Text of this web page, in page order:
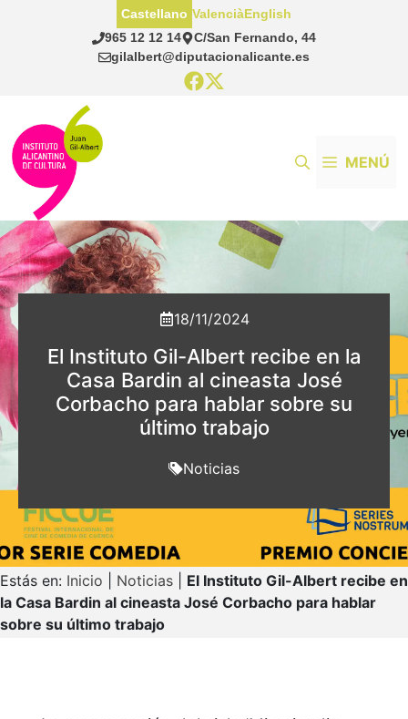
965 12 12 14
C/San Fernando, 44
gilalbert@diputacionalicante.es
Castellano ValenciàEnglish
MENÚ
18/11/2024
El Instituto Gil-Albert recibe en la
Casa Bardin al cineasta José
Corbacho para hablar sobre su
último trabajo
Noticias
Estás en: Inicio Noticias
El Instituto Gil-Albert recibe en
la Casa Bardin al cineasta José Corbacho para hablar
sobre su último trabajo